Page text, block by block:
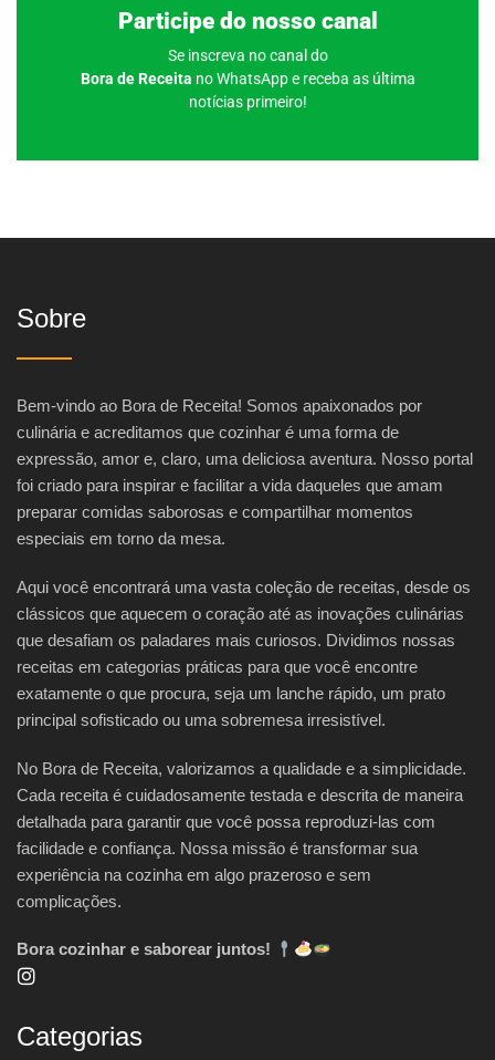
Participe do nosso canal
Se inscreva no canal do
Bora de Receita no WhatsApp e receba as última
notícias primeiro!
Sobre
Bem-vindo ao Bora de Receita! Somos apaixonados por
culinária e acreditamos que cozinhar é uma forma de
expressão, amor e, claro, uma deliciosa aventura. Nosso portal
foi criado para inspirar e facilitar a vida daqueles que amam
preparar comidas saborosas e compartilhar momentos
especiais em torno da mesa.
Aqui você encontrará uma vasta coleção de receitas, desde os
clássicos que aquecem o coração até as inovações culinárias
que desafiam os paladares mais curiosos. Dividimos nossas
receitas em categorias práticas para que você encontre
exatamente o que procura, seja um lanche rápido, um prato
principal sofisticado ou uma sobremesa irresistível.
No Bora de Receita, valorizamos a qualidade e a simplicidade.
Cada receita é cuidadosamente testada e descrita de maneira
detalhada para garantir que você possa reproduzi-las com
facilidade e confiança. Nossa missão é transformar sua
experiência na cozinha em algo prazeroso e sem
complicações.
Bora cozinhar e saborear juntos!
Categorias